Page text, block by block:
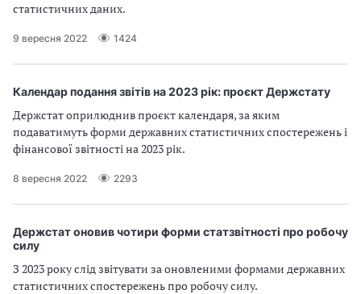
статистичних даних.
9 вересня 2022 1424
Календар подання звітів на 2023 рік: проєкт Держстату
Держстат оприлюднив проєкт календаря, за яким
подаватимуть форми державних статистичних спостережень і
фінансової звітності на 2023 рік.
8 вересня 2022 2293
Держстат оновив чотири форми статзвітності про робочу
силу
З 2023 року слід звітувати за оновленими формами державних
статистичних спостережень про робочу силу.